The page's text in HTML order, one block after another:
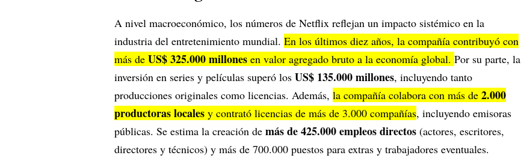
A nivel macroeconómico, los números de Netflix reflejan un impacto sistémico en la
industria del entretenimiento mundial. En los últimos diez años, la compañía contribuyó con
más de US$ 325.000 millones en valor agregado bruto a la economía global. Por su parte, la
inversión en series y películas superó los US$ 135.000 millones, incluyendo tanto
producciones originales como licencias. Además, la compañía colabora con más de 2.000
productoras locales y contrató licencias de más de 3.000 compañías, incluyendo emisoras
públicas. Se estima la creación de más de 425.000 empleos directos (actores, escritores,
directores y técnicos) y más de 700.000 puestos para extras y trabajadores eventuales.